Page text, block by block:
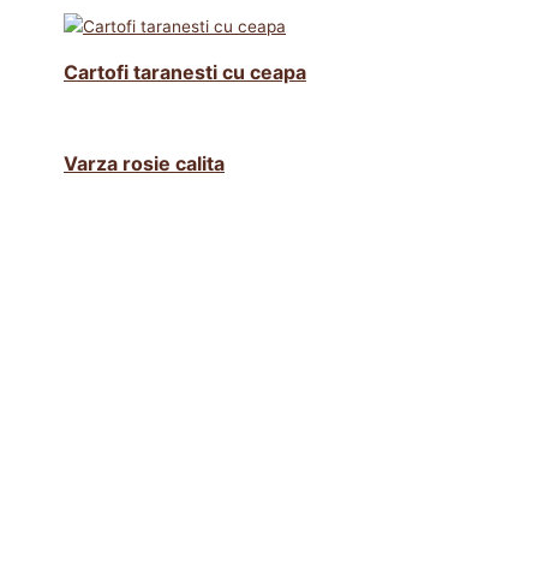
Cartofi taranesti cu ceapa
Varza rosie calita